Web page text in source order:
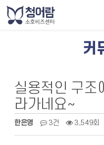
커
실용적인 구조
라가네요~
한은영 3건 3,549회